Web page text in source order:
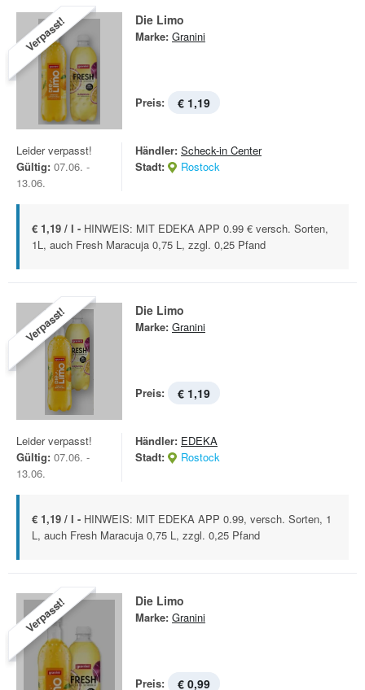
Verpasst! Die Limo
Marke: Granini
Preis: € 1,19
Leider verpasst!
Gültig: 07.06. -
13.06.
Händler: Scheck-in Center
Stadt:
Rostock
€ 1,19 / l - HINWEIS: MIT EDEKA APP 0.99 € versch. Sorten,
1L, auch Fresh Maracuja 0,75 L, zzgl. 0,25 Pfand
Verpasst! Die Limo
Marke: Granini
Preis: € 1,19
Leider verpasst!
Gültig: 07.06. -
13.06.
Händler: EDEKA
Stadt:
Rostock
€ 1,19 / l - HINWEIS: MIT EDEKA APP 0.99, versch. Sorten, 1
L, auch Fresh Maracuja 0,75 L, zzgl. 0,25 Pfand
Verpasst! Die Limo
Marke: Granini
Preis: € 0,99